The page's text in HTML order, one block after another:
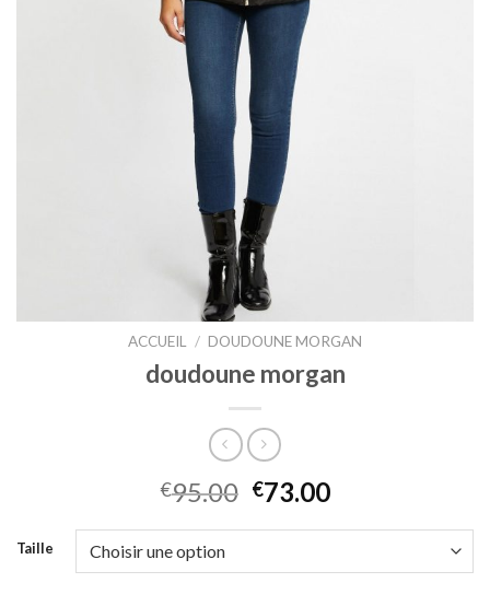
ACCUEIL / DOUDOUNE MORGAN
doudoune morgan
€95.00 €73.00
Taille